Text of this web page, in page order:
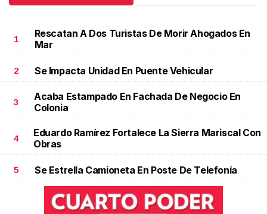
1
Rescatan A Dos Turistas De Morir Ahogados En
Mar
2 Se Impacta Unidad En Puente Vehicular
3
Acaba Estampado En Fachada De Negocio En
Colonia
4
Eduardo Ramírez Fortalece La Sierra Mariscal Con
Obras
5 Se Estrella Camioneta En Poste De Telefonía